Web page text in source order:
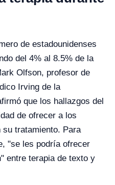
de estadounidenses
del 4% al 8.5% de la
Olfson, profesor de
Irving de la
que los hallazgos del
de ofrecer a los
tratamiento. Para
"se les podría ofrecer
entre terapia de texto y